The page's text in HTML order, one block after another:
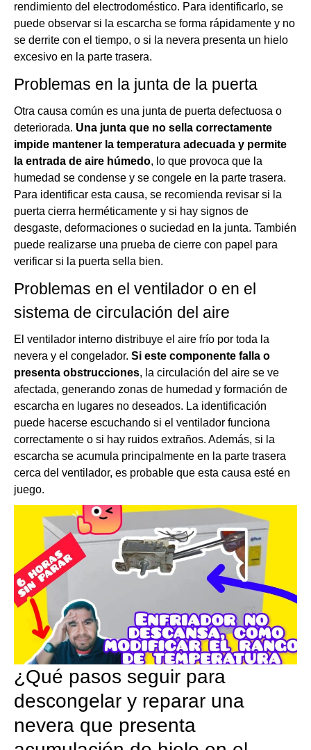
rendimiento del electrodoméstico. Para identificarlo, se
puede observar si la escarcha se forma rápidamente y no
se derrite con el tiempo, o si la nevera presenta un hielo
excesivo en la parte trasera.
Problemas en la junta de la puerta
Otra causa común es una junta de puerta defectuosa o
deteriorada. Una junta que no sella correctamente
impide mantener la temperatura adecuada y permite
la entrada de aire húmedo, lo que provoca que la
humedad se condense y se congele en la parte trasera.
Para identificar esta causa, se recomienda revisar si la
puerta cierra herméticamente y si hay signos de
desgaste, deformaciones o suciedad en la junta. También
puede realizarse una prueba de cierre con papel para
verificar si la puerta sella bien.
Problemas en el ventilador o en el
sistema de circulación del aire
El ventilador interno distribuye el aire frío por toda la
nevera y el congelador. Si este componente falla o
presenta obstrucciones, la circulación del aire se ve
afectada, generando zonas de humedad y formación de
escarcha en lugares no deseados. La identificación
puede hacerse escuchando si el ventilador funciona
correctamente o si hay ruidos extraños. Además, si la
escarcha se acumula principalmente en la parte trasera
cerca del ventilador, es probable que esta causa esté en
juego.
¿Qué pasos seguir para
descongelar y reparar una
nevera que presenta